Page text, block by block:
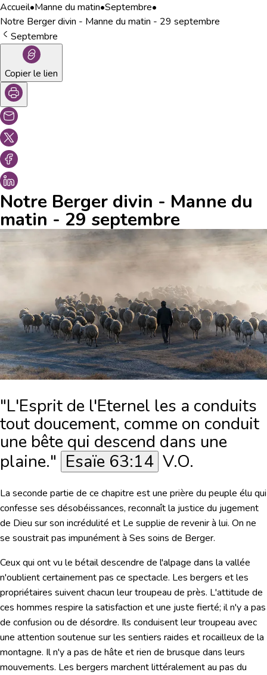
Accueil•Manne du matin•Septembre•
Notre Berger divin - Manne du matin - 29 septembre
Septembre
Copier le lien
Notre Berger divin - Manne du
matin - 29 septembre
"L'Esprit de l'Eternel les a conduits
tout doucement, comme on conduit
une bête qui descend dans une
plaine." Esaïe 63:14 V.O.
La seconde partie de ce chapitre est une prière du peuple élu qui
confesse ses désobéissances, reconnaît la justice du jugement
de Dieu sur son incrédulité et Le supplie de revenir à lui. On ne
se soustrait pas impunément à Ses soins de Berger.
Ceux qui ont vu le bétail descendre de l'alpage dans la vallée
n'oublient certainement pas ce spectacle. Les bergers et les
propriétaires suivent chacun leur troupeau de près. L'attitude de
ces hommes respire la satisfaction et une juste fierté; il n'y a pas
de confusion ou de désordre. Ils conduisent leur troupeau avec
une attention soutenue sur les sentiers raides et rocailleux de la
montagne. Il n'y a pas de hâte et rien de brusque dans leurs
mouvements. Les bergers marchent littéralement au pas du